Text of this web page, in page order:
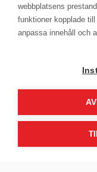
Kontakt
Kontakta oss
webbplatsens
funktioner kopplade
anpassa innehåll och